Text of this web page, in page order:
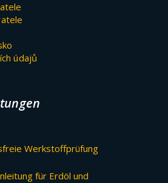
údajů
Werkstoffprüfung
für Erdöl und